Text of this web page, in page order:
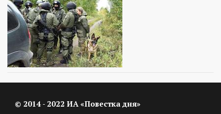
© 2014 - 2022 ИА «Повестка дня»